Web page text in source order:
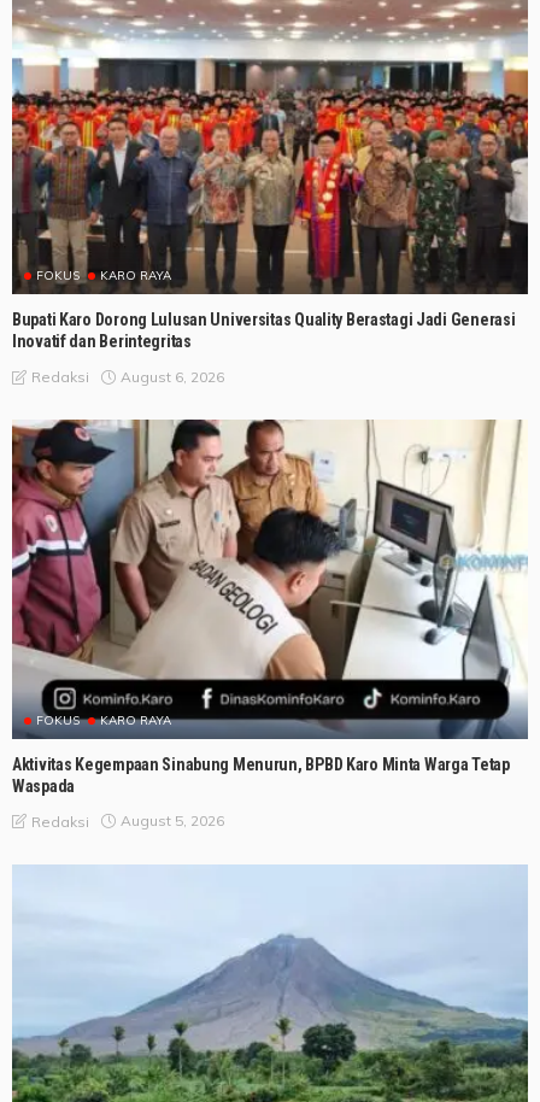
FOKUS KARO RAYA
Bupati Karo Dorong Lulusan Universitas Quality Berastagi Jadi Generasi
Inovatif dan Berintegritas
Redaksi August 6, 2026
FOKUS KARO RAYA
Aktivitas Kegempaan Sinabung Menurun, BPBD Karo Minta Warga Tetap
Waspada
Redaksi August 5, 2026